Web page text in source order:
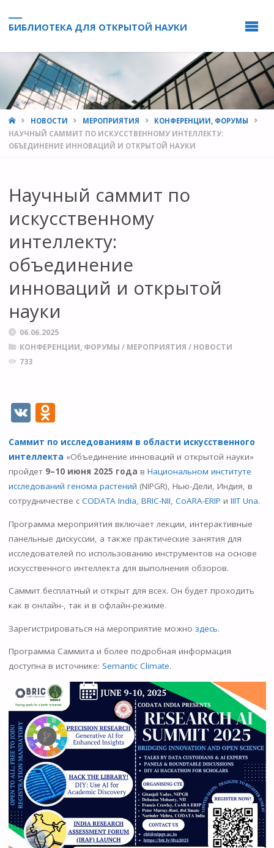
БИБЛИОТЕКА ДЛЯ ОТКРЫТОЙ НАУКИ
HOMEНОВОСТИ МЕРОПРИЯТИЯ
КОНФЕРЕНЦИИ, ФОРУМЫ
НАУЧНЫЙ САММИТ ПО ИСКУССТВЕННОМУ ИНТЕЛЛЕКТУ:
ОБЪЕДИНЕНИЕ ИННОВАЦИЙ И ОТКРЫТОЙ НАУКИ
Научный саммит по
искусственному
интеллекту:
объединение
инноваций и открытой
науки
06.06.2025
КОНФЕРЕНЦИИ, ФОРУМЫ / МЕРОПРИЯТИЯ / НОВОСТИ
733
V O
n
o
kl
as
s
ni
ki
Саммит по исследованиям в области искусственного
интеллекта «Объединение инноваций и открытой науки»
пройдет9–10 июня 2025 года в Национальном институте
исследований генома растений (NIPGR), Нью-Дели, Индия, в
сотрудничестве с CODATA India, BRIC-NII, CoARA-ERIP и IIIT Una.
Программа мероприятия включает лекции, интерактивные
панельные дискуссии, а также практические занятия для
исследователей по использованию инструментов на основе
искусственного интеллекта для выполнения обзоров.
Саммит бесплатный и открыт для всех. Он будет проходить
как в онлайн-, так и в офлайн-режиме.
Зарегистрироваться на мероприятие можно здесь.
Программа Саммита и более подробная информация
доступна в источнике: Semantic Climate.